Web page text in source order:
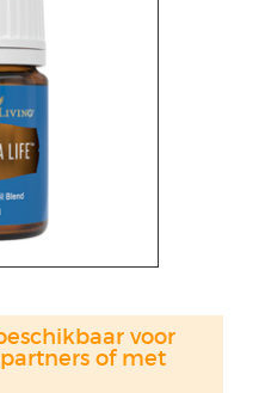
voor
of met